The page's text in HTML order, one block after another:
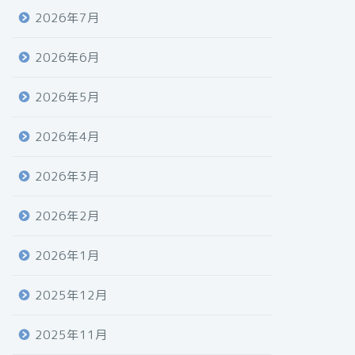
2026年7月
2026年6月
2026年5月
2026年4月
2026年3月
2026年2月
2026年1月
2025年12月
2025年11月